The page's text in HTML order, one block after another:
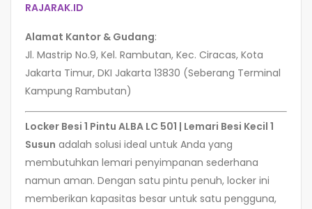
RAJARAK.ID
Alamat Kantor & Gudang:
Jl. Mastrip No.9, Kel. Rambutan, Kec. Ciracas, Kota
Jakarta Timur, DKI Jakarta 13830 (Seberang Terminal
Kampung Rambutan)
Locker Besi 1 Pintu ALBA LC 501 | Lemari Besi Kecil 1
Susun adalah solusi ideal untuk Anda yang
membutuhkan lemari penyimpanan sederhana
namun aman. Dengan satu pintu penuh, locker ini
memberikan kapasitas besar untuk satu pengguna,